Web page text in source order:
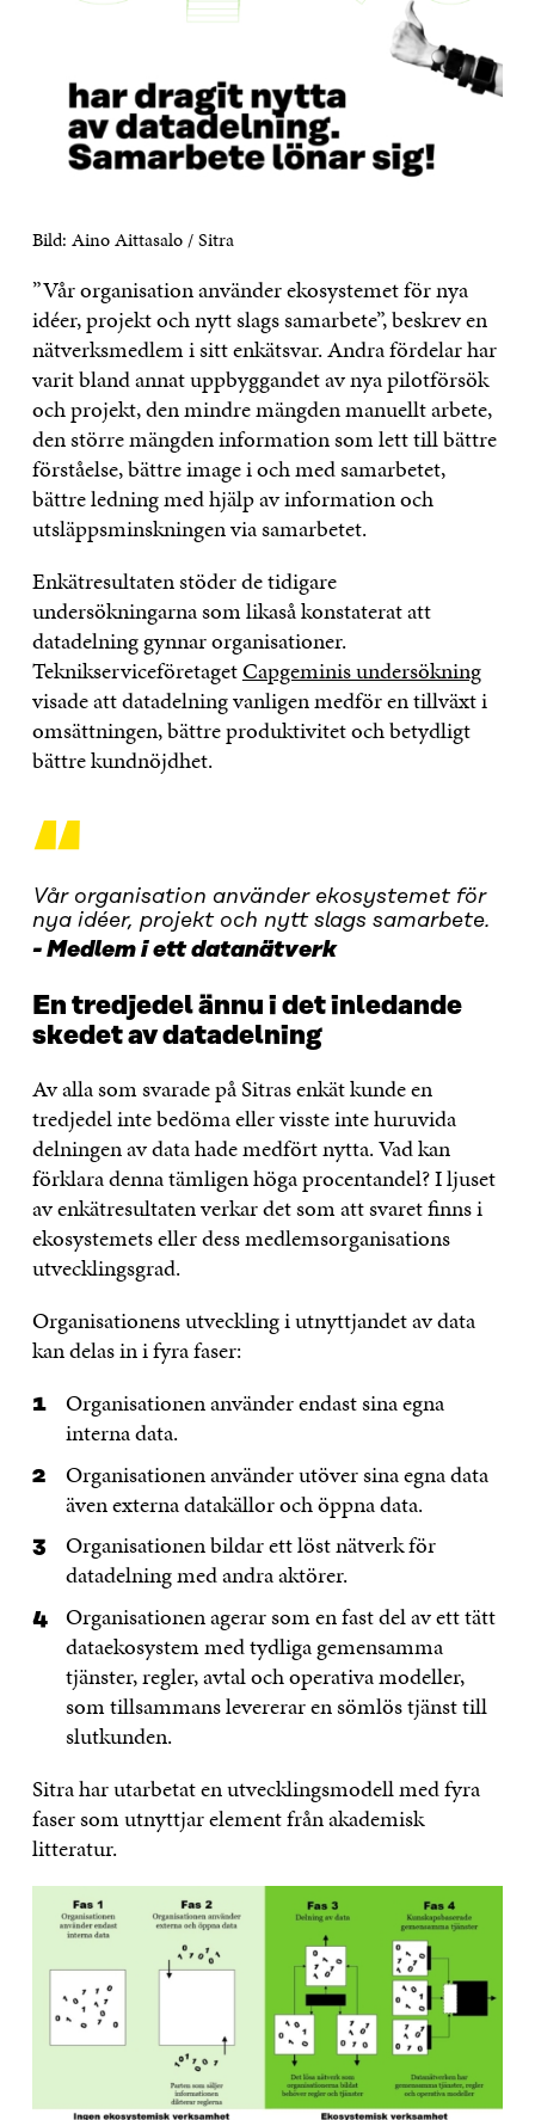
Bild: Aino Aittasalo / Sitra
”Vår organisation använder ekosystemet för nya
idéer, projekt och nytt slags samarbete”, beskrev en
nätverksmedlem i sitt enkätsvar. Andra fördelar har
varit bland annat uppbyggandet av nya pilotförsök
och projekt, den mindre mängden manuellt arbete,
den större mängden information som lett till bättre
förståelse, bättre image i och med samarbetet,
bättre ledning med hjälp av information och
utsläppsminskningen via samarbetet.
Enkätresultaten stöder de tidigare
undersökningarna som likaså konstaterat att
datadelning gynnar organisationer.
TeknikserviceföretagetCapgeminis undersökning
visade att datadelning vanligen medför en tillväxt i
omsättningen, bättre produktivitet och betydligt
bättre kundnöjdhet.
“
Vår organisation använder ekosystemet för
nya idéer, projekt och nytt slags samarbete.
Medlem i ett datanätverk
En tredjedel ännu i det inledande
skedet av datadelning
Av alla som svarade på Sitras enkät kunde en
tredjedel inte bedöma eller visste inte huruvida
delningen av data hade medfört nytta. Vad kan
förklara denna tämligen höga procentandel? I ljuset
av enkätresultaten verkar det som att svaret finns i
ekosystemets eller dess medlemsorganisations
utvecklingsgrad.
Organisationens utveckling i utnyttjandet av data
kan delas in i fyra faser:
Organisationen använder endast sina egna
interna data.
Organisationen använder utöver sina egna data
även externa datakällor och öppna data.
Organisationen bildar ett löst nätverk för
datadelning med andra aktörer.
Organisationen agerar som en fast del av ett tätt
dataekosystem med tydliga gemensamma
tjänster, regler, avtal och operativa modeller,
som tillsammans levererar en sömlös tjänst till
slutkunden.
Sitra har utarbetat en utvecklingsmodell med fyra
faser som utnyttjar element från akademisk
litteratur.